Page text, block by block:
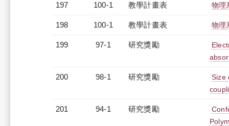
197 100-1 教學計畫表 物理
198 100-1 教學計畫表 物理
199 97-1 研究獎勵
200 98-1 研究獎勵
Size
201 94-1 研究獎勵